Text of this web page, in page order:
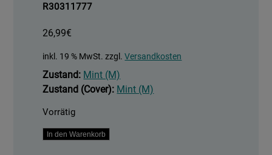
R30311777
26,99€
inkl. 19 % MwSt. zzgl.Versandkosten
Zustand: Mint (M)
Zustand (Cover): Mint (M)
Vorrätig
Gute
In den Warenkorb